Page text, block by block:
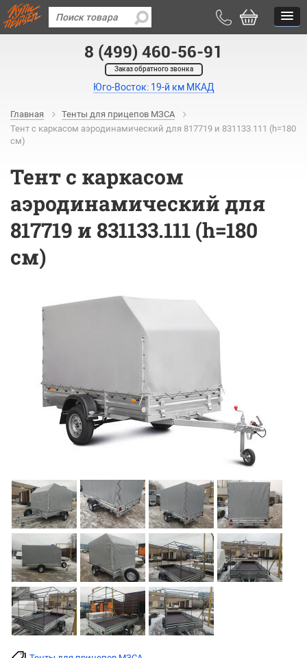
8 (499) 460-56-91
Заказ обратного звонка
Юго-Восток: 19-й км МКАД
Главная
Тенты для прицепов МЗСА
Тент с каркасом аэродинамический для 817719 и 831133.111 (h=180
см)
Тент с каркасом
аэродинамический для
817719 и 831133.111 (h=180
см)